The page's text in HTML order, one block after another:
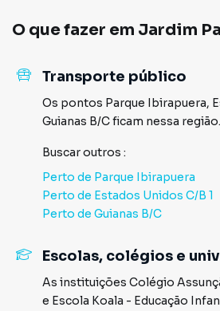
Antônio e a Avenida Nove de Julho.
tanto de carro quanto de transporte
estações de metrô nas
Masp e Brigadeiro, além de
A região do Jardim Paulista possui
empresas, desde escritórios
consultorias e startups, o que torna
profissionais de diversas áreas.
financeiros e comerciais de São
fácil a bancos, escritórios de
publicidade e outros serviços
O que fazer em Jardim
Transporte público
Os pontos Parque Ibirapuera,
Guianas B/Cficam nessa região.
Buscar outros :
Perto de Parque Ibirapuera
Perto de Estados Unidos C/B 1
Perto de Guianas B/C
Escolas, colégios e
As instituições Colégio
e Escola Koala - Educação